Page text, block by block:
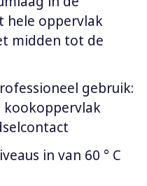
hele oppervlak
midden tot de
gebruik:
kookoppervlak
in van 60 ° C